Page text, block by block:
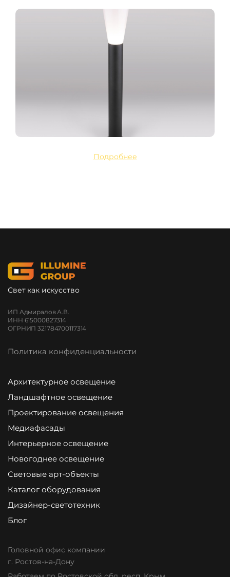
Подробнее
Свет как искусство
ИП Адмиралов А.В.
ИНН 615000827314
ОГРНИП 321784700117314
Политика конфиденциальности
Архитектурное освещение
Ландшафтное освещение
Проектирование освещения
Медиафасады
Интерьерное освещение
Новогоднее освещение
Световые арт-объекты
Каталог оборудования
Дизайнер-светотехник
Блог
Головной офис компании
г. Ростов-на-Дону